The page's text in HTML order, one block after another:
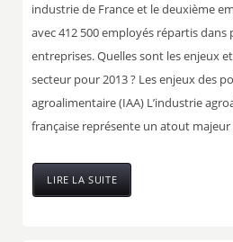
industrie de France et le deuxième
avec 412 500 employés répartis dans
entreprises. Quelles sont les enjeux
secteur pour 2013 ? Les enjeux des
agroalimentaire (IAA) L’industrie
française représente un atout
LIRE LA SUITE